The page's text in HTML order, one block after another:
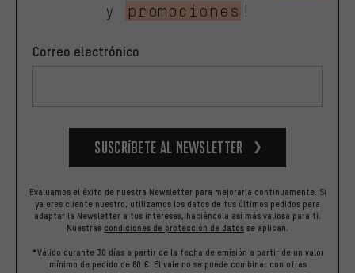
y
promociones !
Correo electrónico
Suscríbete al newsletter
Evaluamos el éxito de nuestra Newsletter para mejorarla continuamente. Si
ya eres cliente nuestro, utilizamos los datos de tus últimos pedidos para
adaptar la Newsletter a tus intereses, haciéndola así más valiosa para ti.
Nuestras condiciones de protección de datos se aplican.
*Válido durante 30 días a partir de la fecha de emisión a partir de un valor
mínimo de pedido de 60 €. El vale no se puede combinar con otras